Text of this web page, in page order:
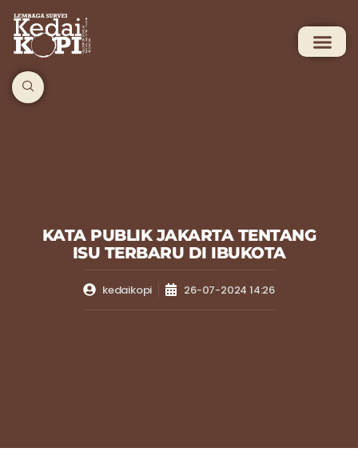
KATA PUBLIK JAKARTA TENTANG
ISU TERBARU DI IBUKOTA
kedaikopi 26-07-2024 14:26